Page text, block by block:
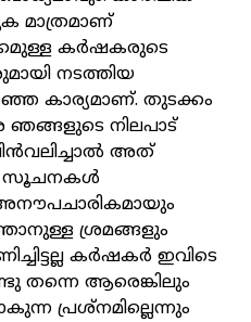
മാത്രമാണ്
കര്‍ഷകരുടെ
നടത്തിയ
കാര്യമാണ്. തുടക്കം
നിലപാട്
അത്
സൂചനകള്‍
ശ്രമങ്ങളും
കര്‍ഷകര്‍ ഇവിടെ
ആരെങ്കിലും
പ്രശ്‌നമില്ലെന്നും